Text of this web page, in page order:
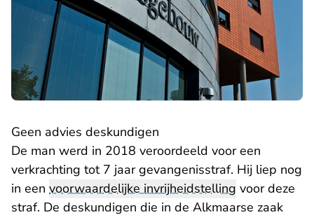
Geen advies deskundigen
De man werd in 2018 veroordeeld voor een
verkrachting tot 7 jaar gevangenisstraf. Hij liep nog
in een voorwaardelijke invrijheidstelling voor deze
straf. De deskundigen die in de Alkmaarse zaak